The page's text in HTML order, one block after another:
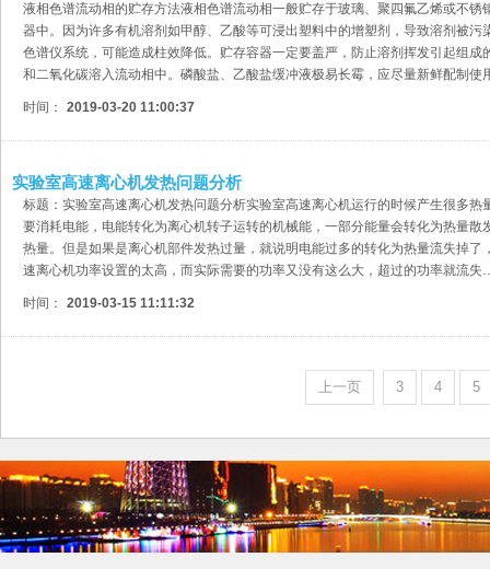
液相色谱流动相的贮存方法液相色谱流动相一般贮存于玻璃、聚四氟乙烯或不锈
器中。因为许多有机溶剂如甲醇、乙酸等可浸出塑料中的增塑剂，导致溶剂被污
色谱仪系统，可能造成柱效降低。贮存容器一定要盖严，防止溶剂挥发引起组成
和二氧化碳溶入流动相中。磷酸盐、乙酸盐缓冲液极易长霉，应尽量新鲜配制
时间： 2019-03-20 11:00:37
实验室高速离心机发热问题分析
标题：实验室高速离心机发热问题分析实验室高速离心机运行的时候产生很多热
要消耗电能，电能转化为离心机转子运转的机械能，一部分能量会转化为热量散
热量。但是如果是离心机部件发热过量，就说明电能过多的转化为热量流失掉了
速离心机功率设置的太高，而实际需要的功率又没有这么大，超过的功率就流
时间： 2019-03-15 11:11:32
上一页 3 4 5